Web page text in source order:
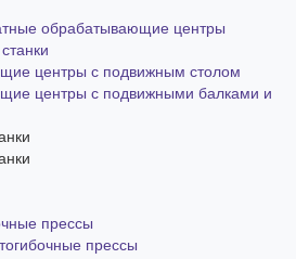
обрабатывающие центры
центры с подвижным столом
центры с подвижными балками и
прессы
прессы